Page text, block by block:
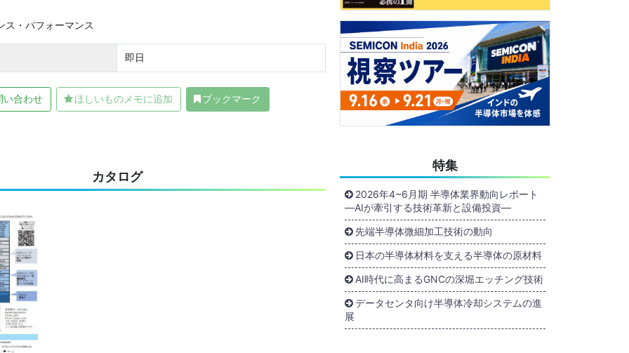
・パフォーマンス
即日
い合わせ ほしいものメモに追加 ブックマーク
カタログ
特集
2026年4~6月期 半導体業界動向レポート
―AIが牽引する技術革新と設備投資―
先端半導体微細加工技術の動向
日本の半導体材料を支える半導体の原材料
AI時代に高まるGNCの深堀エッチング技術
データセンタ向け半導体冷却システムの進
展